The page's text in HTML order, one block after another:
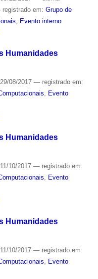
em: Grupo de
Evento interno
Humanidades
08/2017 — registrado em:
, Evento
Humanidades
10/2017 — registrado em:
, Evento
Humanidades
10/2017 — registrado em:
Evento